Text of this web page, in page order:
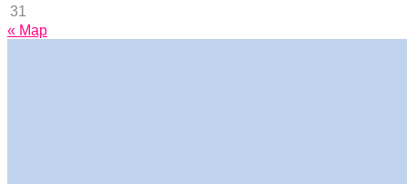
31
« Мар